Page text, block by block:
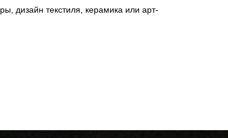
дизайн текстиля, керамика или арт-